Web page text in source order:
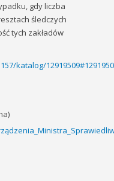
gdy liczba
śledczych
tych zakładów
katalog/